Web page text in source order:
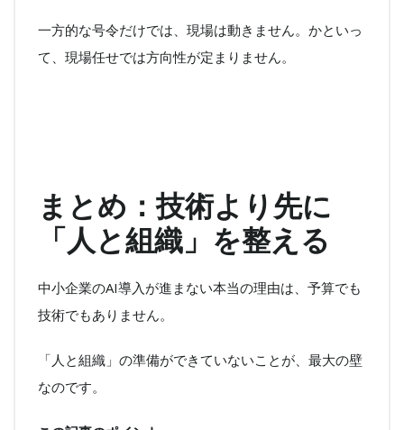
一方的な号令だけでは、現場は動きません。かといっ
て、現場任せでは方向性が定まりません。
まとめ：技術より先に
「人と組織」を整える
中小企業のAI導入が進まない本当の理由は、予算でも
技術でもありません。
「人と組織」の準備ができていないことが、最大の壁
なのです。